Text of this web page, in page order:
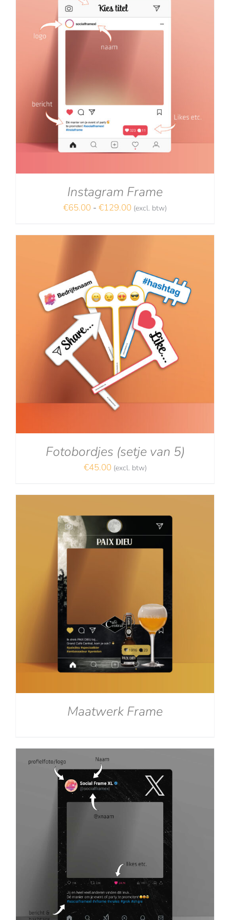
Instagram Frame
€65.00 - €129.00Prijsklasse:
tot
(excl. btw)
Fotobordjes (setje van 5)
€45.00 (excl. btw)
Maatwerk Frame